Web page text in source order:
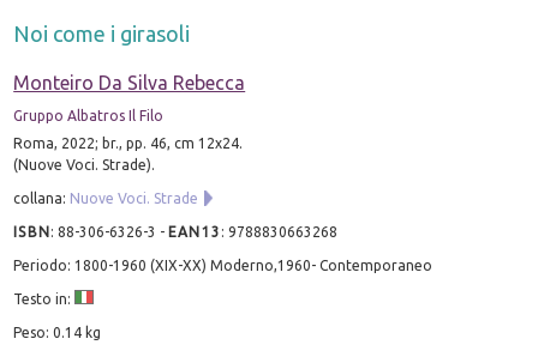
Noi come i girasoli
Monteiro Da Silva Rebecca
Gruppo Albatros Il Filo
Roma, 2022; br., pp. 46, cm 12x24.
(Nuove Voci. Strade).
collana: Nuove Voci. Strade
ISBN:88-306-6326-3 - EAN13 :9788830663268
Periodo: 1800-1960 (XIX-XX) Moderno,1960- Contemporaneo
Testo in:
Peso: 0.14 kg